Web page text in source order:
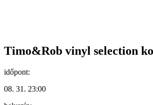
Timo&Rob vinyl selection
időpont:
08. 31. 23:00